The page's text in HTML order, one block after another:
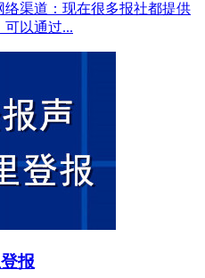
渠道：现在很多报社都提供
可以通过...
报